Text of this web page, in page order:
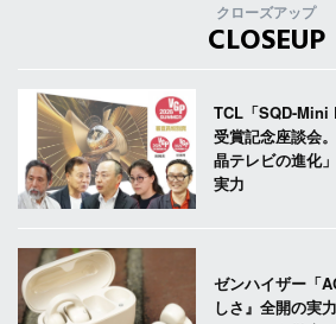
クローズアップ
CLOSEUP
TCL「SQD-Mini
受賞記念座談会
晶テレビの進化
実力
ゼンハイザー「
しさ』全開の実